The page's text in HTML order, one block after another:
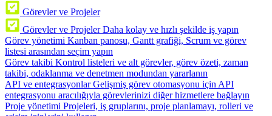
Görevler ve Projeler
Görevler ve Projeler Daha kolay ve hızlı şekilde iş yapın
Görev yönetimi Kanban panosu, Gantt grafiği, Scrum ve görev
listesi arasından seçim yapın
Görev takibi Kontrol listeleri ve alt görevler, görev özeti, zaman
takibi, odaklanma ve denetmen modundan yararlanın
API ve entegrasyonlar Gelişmiş görev otomasyonu için API
entegrasyonu aracılığıyla görevlerinizi diğer hizmetlere bağlayın
Proje yönetimi Projeleri, iş gruplarını, proje planlamayı, rolleri ve